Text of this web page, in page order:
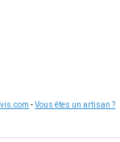
-Vous êtes un artisan ?